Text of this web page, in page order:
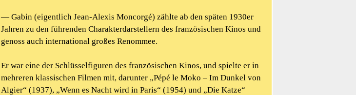
— Gabin (eigentlich Jean-Alexis Moncorgé) zählte ab den späten 1930er
Jahren zu den führenden Charakterdarstellern des französischen Kinos und
genoss auch international großes Renommee.
Er war eine der Schlüsselfiguren des französischen Kinos, und spielte er in
mehreren klassischen Filmen mit, darunter „Pépé le Moko – Im Dunkel von
Algier“ (1937), „Wenn es Nacht wird in Paris“ (1954) und „Die Katze“